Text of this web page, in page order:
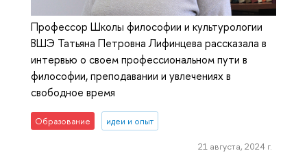
Профессор Школы философии и культурологии
ВШЭ Татьяна Петровна Лифинцева рассказала в
интервью о своем профессиональном пути в
философии, преподавании и увлечениях в
свободное время
Образование идеи и опыт
21 августа, 2024 г.